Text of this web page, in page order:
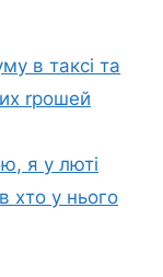
в таксі та
rрошей
я у лютi
хто у нього